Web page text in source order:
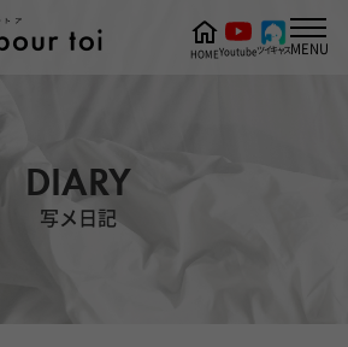
DIARY
写メ日記
HOMEYoutubeツイキャスMENU